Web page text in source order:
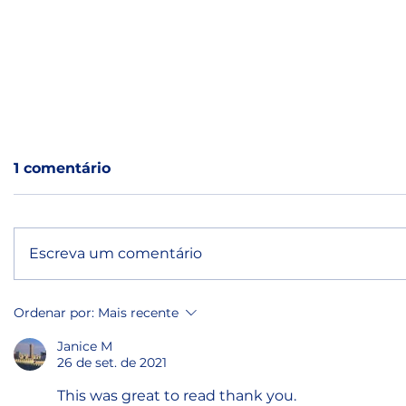
Microplásticos: Simpósio
autoridades da CETESB,
Marinha, IPEN e
UNISANTA
1 comentário
Escreva um comentário
Ordenar por: Mais recente
Janice M
26 de set. de 2021
This was great to read thank you.